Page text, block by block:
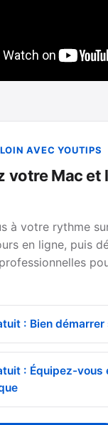
AVEC YOUTIPS
votre Mac et
à votre rythme
en ligne, puis
: Bien démarrer
: Équipez-vous